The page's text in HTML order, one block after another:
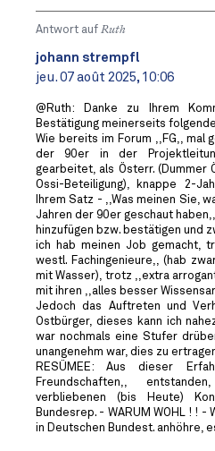
Antwort auf Ruth
johann strempfl
jeu. 07 août 2025, 10:06
@Ruth: Danke zu Ihrem
Bestätigung meinerseits
Wie bereits im Forum ,,FG,, mal
der 90er in der
gearbeitet, als Österr. (Dummer
Ossi-Beteiligung), knappe 2-
Ihrem Satz - ,,Was meinen Sie,
Jahren der 90er geschaut
hinzufügen bzw. bestätigen und
ich hab meinen Job gemacht,
westl. Fachingenieure,, (hab
mit Wasser), trotz ,,extra
mit ihren ,,alles besser
Jedoch das Auftreten und
Ostbürger, dieses kann ich
war nochmals eine Stufer
unangenehm war, dies zu
RESÜMEE: Aus dieser
Freundschaften,,
verbliebenen (bis Heute)
Bundesrep. - WARUM WOHL ! !
in Deutschen Bundest. anhöhre,